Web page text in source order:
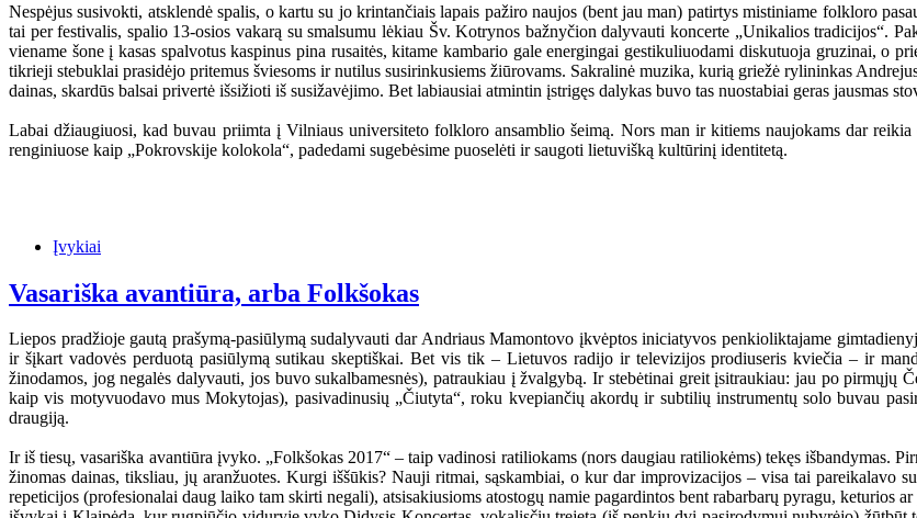
Nespėjus susivokti, atsklendė spalis, o kartu su jo krintančiais lapais pažiro naujos (bent jau man) patirtys mistiniame folkloro
tai per festivalis, spalio 13-osios vakarą su smalsumu lėkiau Šv. Kotrynos bažnyčion dalyvauti koncerte „Unikalios tradicijos“.
viename šone į kasas spalvotus kaspinus pina rusaitės, kitame kambario gale energingai gestikuliuodami diskutuoja gruzinai, o
tikrieji stebuklai prasidėjo pritemus šviesoms ir nutilus susirinkusiems žiūrovams. Sakralinė muzika, kurią griežė rylininkas
dainas, skardūs balsai privertė išsižioti iš susižavėjimo. Bet labiausiai atmintin įstrigęs dalykas buvo tas nuostabiai geras jausmas
Labai džiaugiuosi, kad buvau priimta į Vilniaus universiteto folkloro ansamblio šeimą. Nors man ir kitiems naujokams dar
renginiuose kaip „Pokrovskije kolokola“, padedami sugebėsime puoselėti ir saugoti lietuvišką kultūrinį identitetą.
Įvykiai
Vasariška avantiūra, arba Folkšokas
Liepos pradžioje gautą prašymą-pasiūlymą sudalyvauti dar Andriaus Mamontovo įkvėptos iniciatyvos penkioliktajame
ir šįkart vadovės perduotą pasiūlymą sutikau skeptiškai. Bet vis tik – Lietuvos radijo ir televizijos prodiuseris kviečia – ir
žinodamos, jog negalės dalyvauti, jos buvo sukalbamesnės), patraukiau į žvalgybą. Ir stebėtinai greit įsitraukiau: jau po
kaip vis motyvuodavo mus Mokytojas), pasivadinusių „Čiutyta“, roku kvepiančių akordų ir subtilių instrumentų solo buvau
draugiją.
Ir iš tiesų, vasariška avantiūra įvyko. „Folkšokas 2017“ – taip vadinosi ratiliokams (nors daugiau ratiliokėms) tekęs išbandymas.
žinomas dainas, tiksliau, jų aranžuotes. Kurgi iššūkis? Nauji ritmai, sąskambiai, o kur dar improvizacijos – visa tai pareikalavo
repeticijos (profesionalai daug laiko tam skirti negali), atsisakiusioms atostogų namie pagardintos bent rabarbarų pyragu, keturios